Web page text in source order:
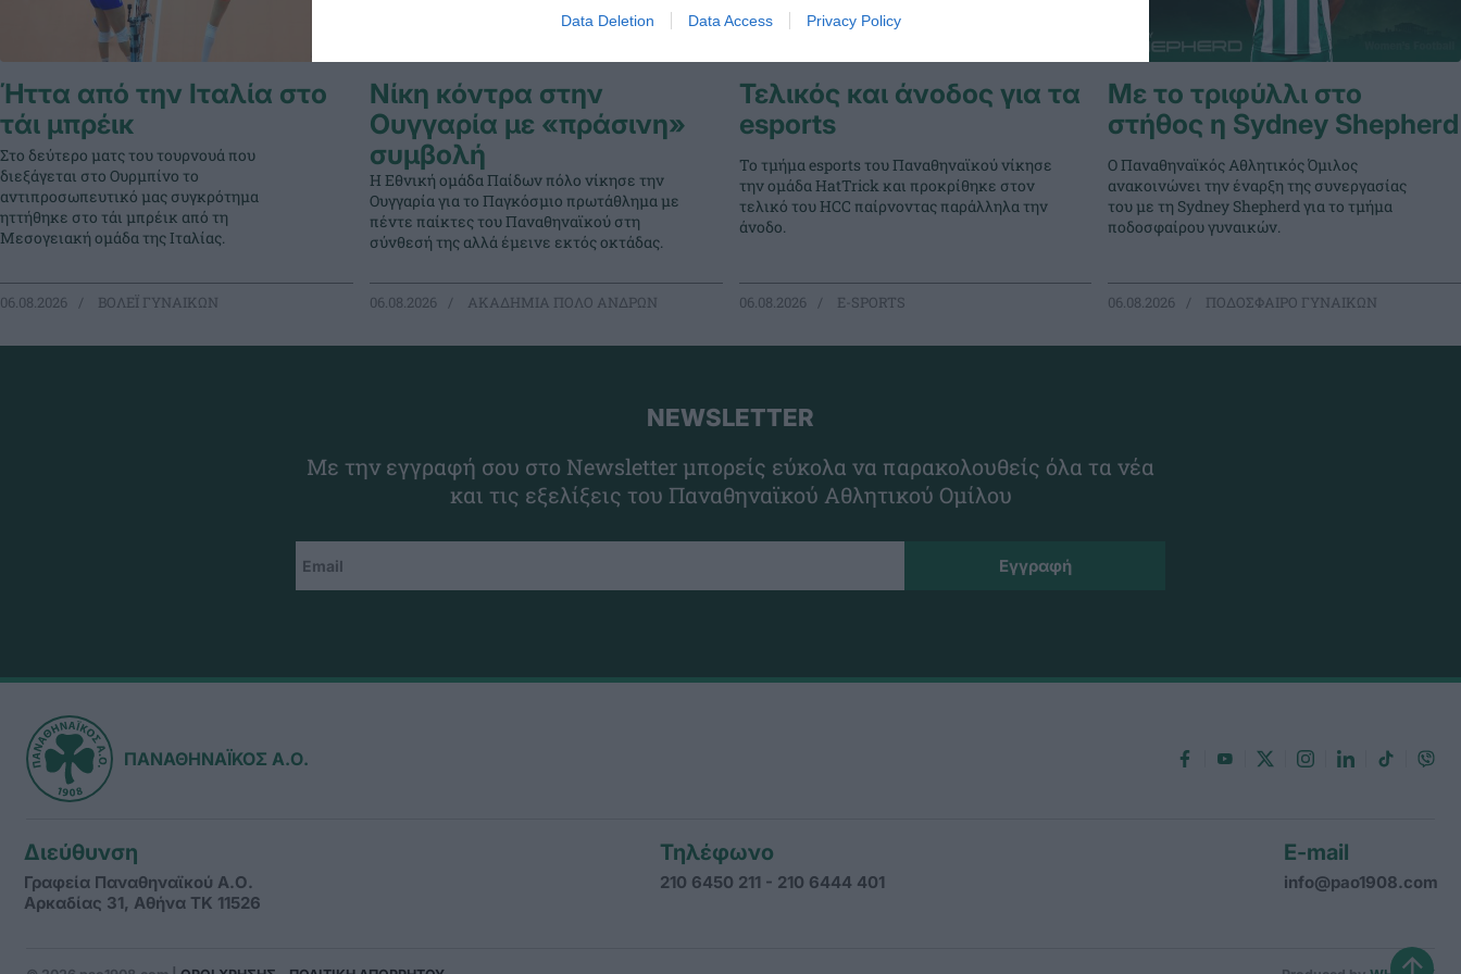
Data Deletion Data Access Privacy Policy
Ήττα από την Ιταλία στο
τάι μπρέικ
Στο δεύτερο ματς του τουρνουά που
διεξάγεται στο Ουρμπίνο το
αντιπροσωπευτικό μας συγκρότημα
ηττήθηκε στο τάι μπρέικ από τη
Μεσογειακή ομάδα της Ιταλίας.
06.08.2026 ΒΟΛΕΪ ΓΥΝΑΙΚΩΝ
Νίκη κόντρα στην
Ουγγαρία με «πράσινη»
συμβολή
Η Εθνική ομάδα Παίδων πόλο νίκησε την
Ουγγαρία για το Παγκόσμιο πρωτάθλημα με
πέντε παίκτες του Παναθηναϊκού στη
σύνθεσή της αλλά έμεινε εκτός οκτάδας.
06.08.2026 ΑΚΑΔΗΜΙΑ ΠΟΛΟ ΑΝΔΡΩΝ
Τελικός και άνοδος για τα
esports
Το τμήμα esports του Παναθηναϊκού νίκησε
την ομάδα HatTrick και προκρίθηκε στον
τελικό του HCC παίρνοντας παράλληλα την
άνοδο.
06.08.2026 E-SPORTS
Με το τριφύλλι στο
στήθος η Sydney Shepherd
Ο Παναθηναϊκός Αθλητικός Όμιλος
ανακοινώνει την έναρξη της συνεργασίας
του με τη Sydney Shepherd για το τμήμα
ποδοσφαίρου γυναικών.
06.08.2026 ΠΟΔΟΣΦΑΙΡΟ ΓΥΝΑΙΚΩΝ
NEWSLETTER
Με την εγγραφή σου στο Newsletter μπορείς εύκολα να παρακολουθείς όλα τα νέα
και τις εξελίξεις του Παναθηναϊκού Αθλητικού Ομίλου
ΠΑΝΑΘΗΝΑΪΚΟΣ Α.Ο.
Διεύθυνση
Γραφεία Παναθηναϊκού Α.Ο.
Αρκαδίας 31, Αθήνα ΤΚ 11526
Τηλέφωνο
210 6450 211 - 210 6444 401
E-mail
info@pao1908.com